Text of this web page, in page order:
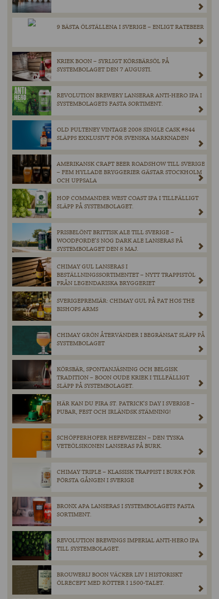
9 BÄSTA ÖLSTÄLLENA I SVERIGE – ENLIGT RATEBEER
KRIEK BOON – SYRLIGT KÖRSBÄRSÖL PÅ
SYSTEMBOLAGET DEN 7 AUGUSTI.
REVOLUTION BREWERY LANSERAR ANTI-HERO IPA I
SYSTEMBOLAGETS FASTA SORTIMENT.
OLD PULTENEY VINTAGE 2008 SINGLE CASK #844
SLÄPPS EXKLUSIVT FÖR SVENSKA MARKNADEN
AMERIKANSK CRAFT BEER ROADSHOW TILL SVERIGE
– FEM HYLLADE BRYGGERIER GÄSTAR STOCKHOLM
OCH UPPSALA
HOP COMMANDER WEST COAST IPA I TILLFÄLLIGT
SLÄPP PÅ SYSTEMBOLAGET.
PRISBELÖNT BRITTISK ALE TILL SVERIGE –
WOODFORDE’S NOG DARK ALE LANSERAS PÅ
SYSTEMBOLAGET DEN 8 MAJ.
CHIMAY GUL LANSERAS I
BESTÄLLNINGSSORTIMENTET – NYTT TRAPPISTÖL
FRÅN LEGENDARISKA BRYGGERIET
SVERIGEPREMIÄR: CHIMAY GUL PÅ FAT HOS THE
BISHOPS ARMS
CHIMAY GRÖN ÅTERVÄNDER I BEGRÄNSAT SLÄPP PÅ
SYSTEMBOLAGET
KÖRSBÄR, SPONTANJÄSNING OCH BELGISK
TRADITION – BOON OUDE KRIEK I TILLFÄLLIGT
SLÄPP PÅ SYSTEMBOLAGET.
HÄR KAN DU FIRA ST. PATRICK’S DAY I SVERIGE –
PUBAR, FEST OCH IRLÄNDSK STÄMNING!
SCHÖFFERHOFER HEFEWEIZEN – DEN TYSKA
VETEÖLSIKONEN LANSERAS PÅ BURK.
CHIMAY TRIPLE – KLASSISK TRAPPIST I BURK FÖR
FÖRSTA GÅNGEN I SVERIGE
BRONX APA LANSERAS I SYSTEMBOLAGETS FASTA
SORTIMENT.
REVOLUTION BREWINGS IMPERIAL ANTI-HERO IPA
TILL SYSTEMBOLAGET.
BROUWERIJ BOON VÄCKER LIV I HISTORISKT
ÖLRECEPT MED RÖTTER I 1500-TALET.